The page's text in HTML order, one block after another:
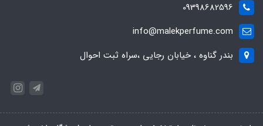
09398682596
info@malekperfume.com
بندر گناوه ، خیابان رجایی ،سراه ثبت احوال